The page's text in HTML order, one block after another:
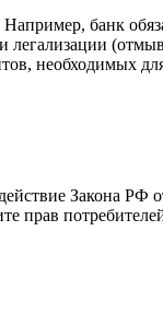
банк
легализации
необходимых
Закона РФ
прав